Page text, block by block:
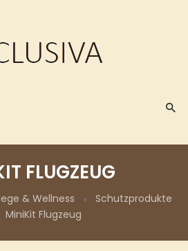
FLUGZEUG
& Wellness
Schutzprodukte
MiniKit Flugzeug